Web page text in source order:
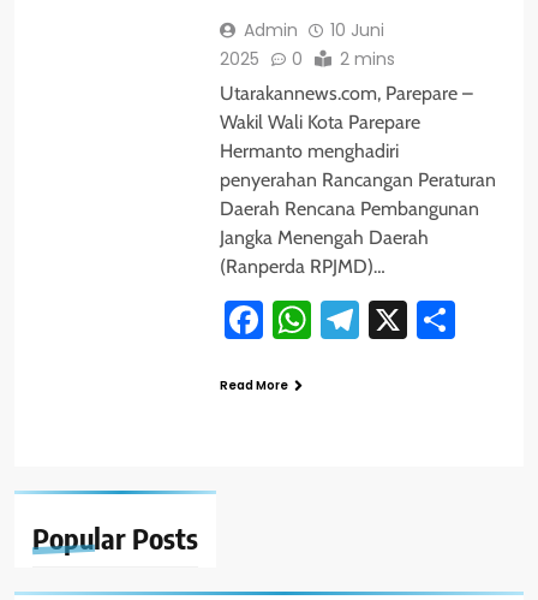
Popular Posts
Admin
10 Juni
2025
0 2 mins
Utarakannews.com, Parepare –
Wakil Wali Kota Parepare
Hermanto menghadiri
penyerahan Rancangan Peraturan
Daerah Rencana Pembangunan
Jangka Menengah Daerah
(Ranperda RPJMD)…
Facebook
WhatsApp
Telegram
X
Read More